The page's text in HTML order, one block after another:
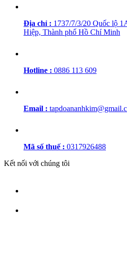
Địa chỉ : 1737/7/3/20 Quốc lộ
Hiệp, Thành phố Hồ Chí Minh
Hotline : 0886 113 609
Email :
Mã số thuế : 0317926488
Kết nối với chúng tôi